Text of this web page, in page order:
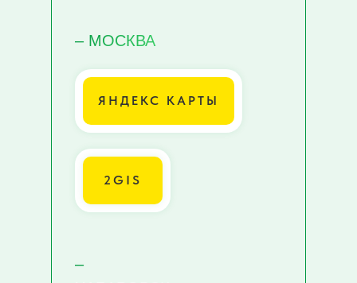
2GIS
ЯНДЕКС КАРТЫ
– МОСКВА
–